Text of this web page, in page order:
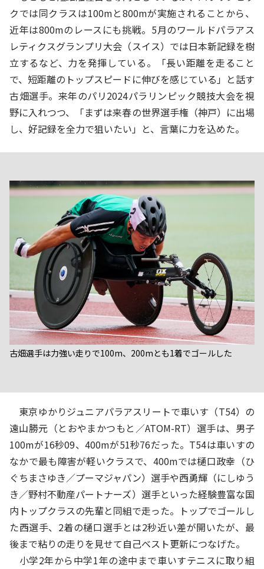
クでは同クラスは100mと800mが実施されることから、
近年は800mのレースにも挑戦。5月のワールドパラアス
レティクスグランプリ大会（スイス）では日本新記録を樹
立するなど、力を発揮している。「長い距離を走ること
で、短距離のトップスピードに伸びを感じている」と話す
古畑選手。来年のパリ2024パラリンピック競技大会を視
野に入れつつ、「まずは来春の世界選手権（神戸）に出場
し、好記録を全力で狙いたい」と、言葉に力を込めた。
古畑選手は力強い走りで100m、200mとも1着でゴールした
東京ゆかりジュニアパラアスリートで車いす（T54）の
遠山勝元（とおやまかつもと／ATOM-RT）選手は、男子
100mが16秒09、400mが51秒76だった。T54は車いすの
なかで最も障害が軽いクラスで、400mでは樋口政幸（ひ
ぐちまさゆき／プーマジャパン）選手や西勇輝（にしゆう
き／野村不動産パートナーズ）選手といった経験豊富な国
内トップクラスの先輩と同組で走った。トップでゴールし
た西選手、2着の樋口選手とは2秒近い差が開いたが、最
後まで粘りの走りを見せて自己ベスト更新につなげた。
小学2年から中学1年の途中まで車いすテニスに取り組